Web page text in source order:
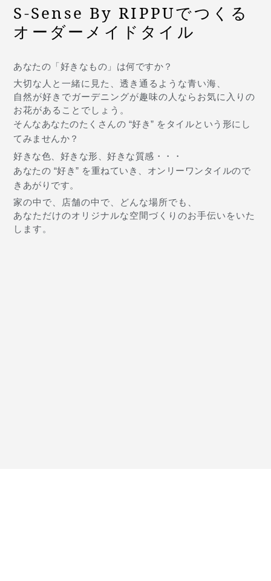
S-Sense By RIPPUでつくる
オーダーメイドタイル
あなたの「好きなもの」は何ですか？
大切な人と一緒に見た、透き通るような青い海、
自然が好きでガーデニングが趣味の人ならお気に入りの
お花があることでしょう。
そんなあなたのたくさんの “好き” をタイルという形にし
てみませんか？
好きな色、好きな形、好きな質感・・・
あなたの “好き” を重ねていき、オンリーワンタイルので
きあがりです。
家の中で、店舗の中で、どんな場所でも、
あなただけのオリジナルな空間づくりのお手伝いをいた
します。